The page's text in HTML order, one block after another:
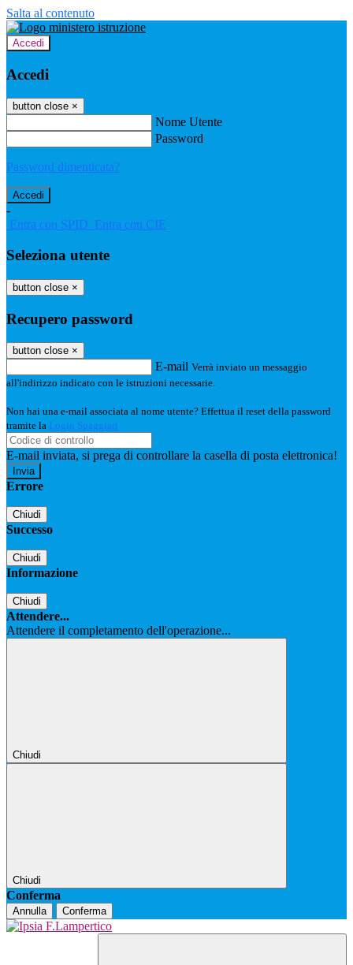
Salta al contenuto
Accedi
Accedi
button close ×
Nome Utente
Password
Password dimenticata?
-
Entra con SPID Entra con CIE
Seleziona utente
button close ×
Recupero password
button close ×
E-mail Verrà inviato un messaggio
all'indirizzo indicato con le istruzioni necessarie.
Non hai una e-mail associata al nome utente? Effettua il reset della password
tramite la Login Spaggiari
E-mail inviata, si prega di controllare la casella di posta elettronica!
Errore
Chiudi
Successo
Chiudi
Informazione
Chiudi
Attendere...
Attendere il completamento dell'operazione...
Chiudi
Chiudi
Conferma
Annulla Conferma